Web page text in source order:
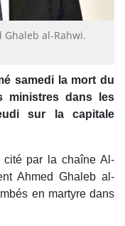
al-Rahwi.
samedi la mort du
ministres dans les
sur la capitale
cité par la chaîne Al-
Ahmed Ghaleb al-
en martyre dans